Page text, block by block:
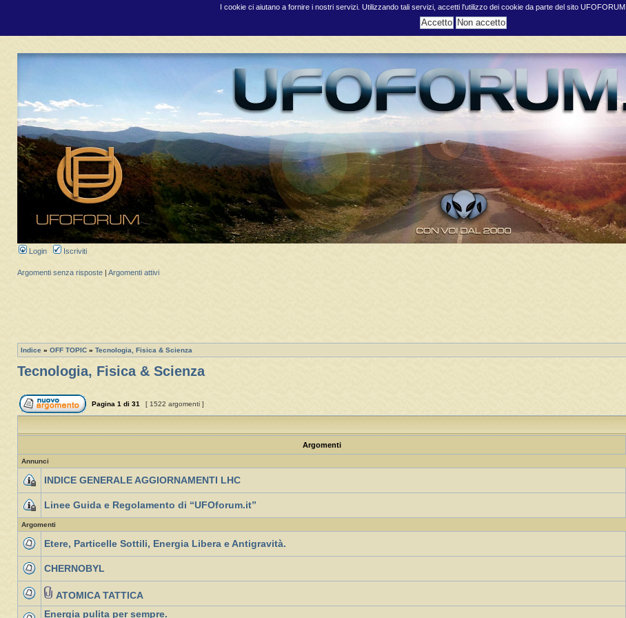
I cookie ci aiutano a fornire i nostri servizi. Utilizzando tali servizi, accetti l'utilizzo dei cookie da parte del sito UFOFORUM.
Login Iscriviti
Argomenti senza risposte Argomenti attivi
Indice » OFF TOPIC » Tecnologia, Fisica & Scienza
Tecnologia, Fisica & Scienza
Pagina 1 di 31 [ 1522 argomenti ]
Argomenti
Annunci
INDICE GENERALE AGGIORNAMENTI LHC
Linee Guida e Regolamento di “UFOforum.it”
Argomenti
Etere, Particelle Sottili, Energia Libera e Antigravità.
CHERNOBYL
ATOMICA TATTICA
Energia pulita per sempre.